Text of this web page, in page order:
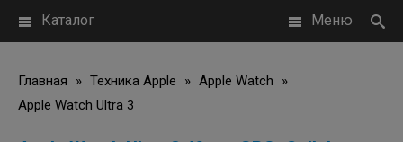
Каталог Меню
Главная » Техника Apple » Apple Watch
»
Apple Watch Ultra 3